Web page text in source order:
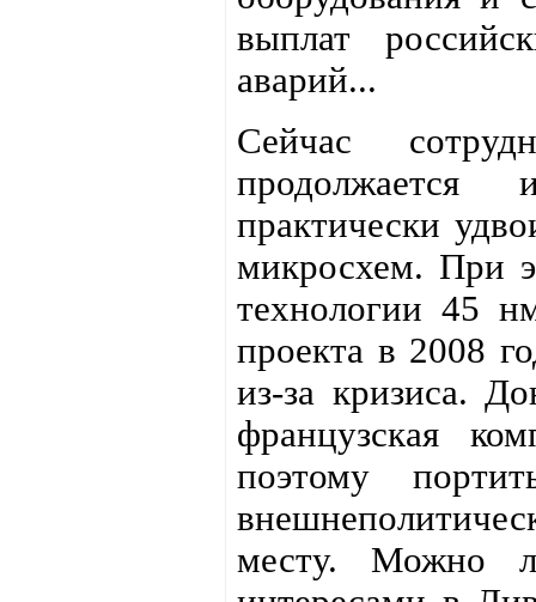
выплат
аварий...
Сейчас
продолжается
практически
микросхем. При
технологии 45
проекта в 2008
из-за кризиса.
французская
поэтому
месту. Можно